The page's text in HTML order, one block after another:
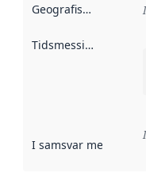
Geografisk avgrensning
Tidsmessig avgrensning
I samsvar med